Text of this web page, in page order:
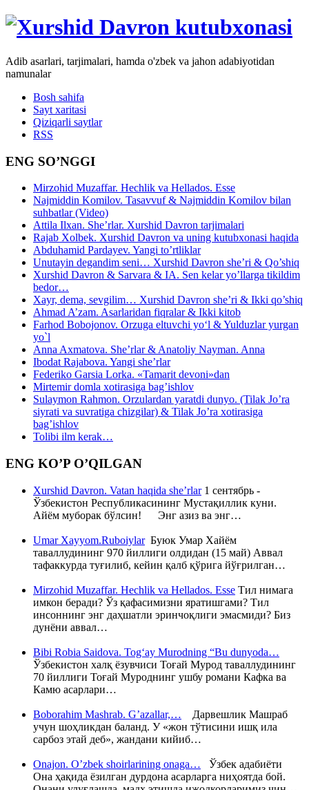
Adib asarlari, tarjimalari, hamda o'zbek va jahon adabiyotidan
namunalar
Bosh sahifa
Sayt xaritasi
Qiziqarli saytlar
RSS
ENG SO’NGGI
Mirzohid Muzaffar. Hechlik va Hellados. Esse
Najmiddin Komilov. Tasavvuf & Najmiddin Komilov bilan
suhbatlar (Video)
Attila Ilxan. She’rlar. Xurshid Davron tarjimalari
Rajab Xolbek. Xurshid Davron va uning kutubxonasi haqida
Abduhamid Pardayev. Yangi to’rtliklar
Unutayin degandim seni… Xurshid Davron she’ri & Qo’shiq
Xurshid Davron & Sarvara & IA. Sen kelar yo’llarga tikildim
bedor…
Xayr, dema, sevgilim… Xurshid Davron she’ri & Ikki qo’shiq
Ahmad A’zam. Asarlaridan fiqralar & Ikki kitob
Farhod Bobojonov. Orzuga eltuvchi yo‘l & Yulduzlar yurgan
yo`l
Anna Axmatova. She’rlar & Anatoliy Nayman. Anna
Ibodat Rajabova. Yangi she’rlar
Federiko Garsia Lorka. «Tamarit devoni»dan
Mirtemir domla xotirasiga bag’ishlov
Sulaymon Rahmon. Orzulardan yaratdi dunyo. (Tilak Jo’ra
siyrati va suvratiga chizgilar) & Tilak Jo’ra xotirasiga
bag’ishlov
Tolibi ilm kerak…
ENG KO’P O’QILGAN
Xurshid Davron. Vatan haqida she’rlar1 сентябрь -
Ўзбекистон Республикасининг Мустақиллик куни.
Айём муборак бўлсин! Энг азиз ва энг…
Umar Xayyom.RuboiylarБуюк Умар Хайём
таваллудининг 970 йиллиги олдидан (15 май) Аввал
тафаккурда туғилиб, кейин қалб қўрига йўғрилган…
Mirzohid Muzaffar. Hechlik va Hellados. Esse Тил нимага
имкон беради? Ўз қафасимизни яратишгами? Тил
инсоннинг энг даҳшатли эринчоқлиги эмасмиди? Биз
дунёни аввал…
Bibi Robia Saidova. Tog‘ay Murodning “Bu dunyoda…
Ўзбекистон халқ ёзувчиси Тоғай Мурод таваллудининг
70 йиллиги Тоғай Муроднинг ушбу романи Кафка ва
Камю асарлари…
Boborahim Mashrab. G’azallar,… Дарвешлик Машраб
учун шоҳликдан баланд. У «жон тўтисини ишқ ила
сарбоз этай деб», жандани кийиб…
Onajon. O’zbek shoirlarining onaga… Ўзбек адабиёти
Она ҳақида ёзилган дурдона асарларга ниҳоятда бой.